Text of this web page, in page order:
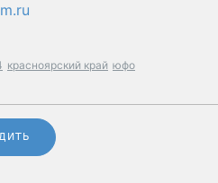
красноярский край юфо